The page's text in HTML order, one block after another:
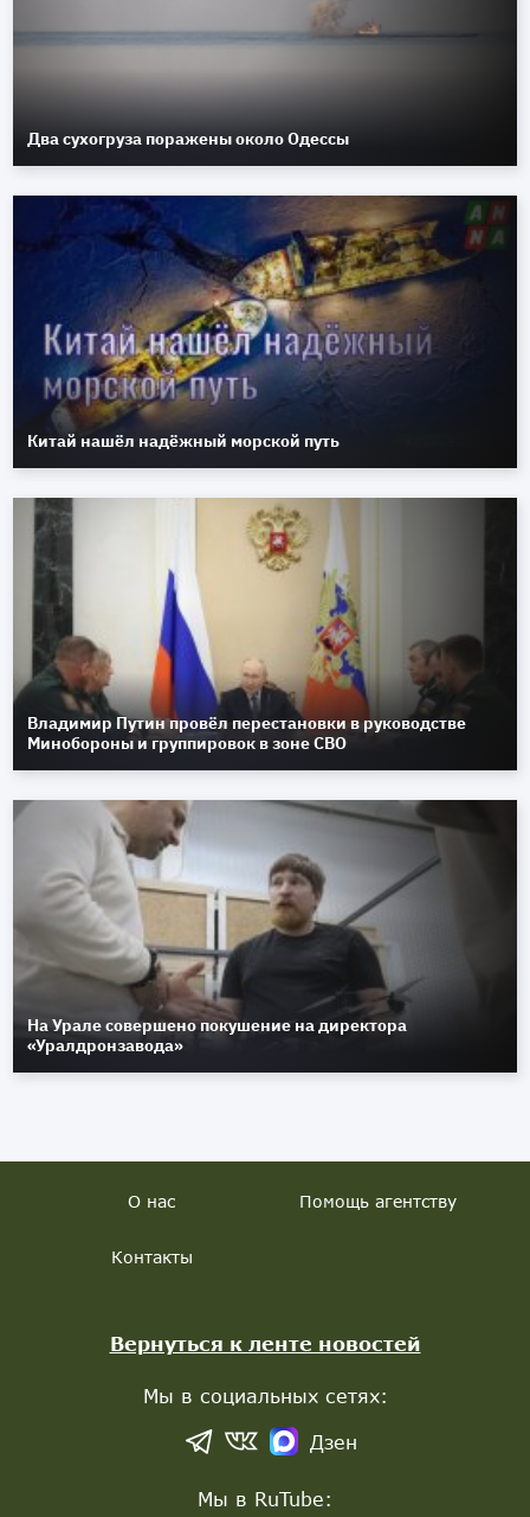
Два сухогруза поражены около Одессы
Китай нашёл надёжный морской путь
Владимир Путин провёл перестановки в руководстве
Минобороны и группировок в зоне СВО
На Урале совершено покушение на директора
«Уралдронзавода»
О нас Помощь агентству
Контакты
Вернуться к ленте новостей
Мы в социальных сетях:
Дзен
Мы в RuTube: